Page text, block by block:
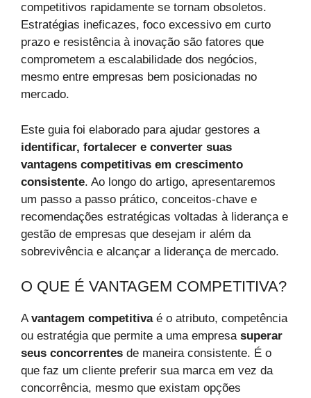
competitivos rapidamente se tornam obsoletos.
Estratégias ineficazes, foco excessivo em curto
prazo e resistência à inovação são fatores que
comprometem a escalabilidade dos negócios,
mesmo entre empresas bem posicionadas no
mercado.
Este guia foi elaborado para ajudar gestores a
identificar, fortalecer e converter suas
vantagens competitivas em crescimento
consistente. Ao longo do artigo, apresentaremos
um passo a passo prático, conceitos-chave e
recomendações estratégicas voltadas à liderança e
gestão de empresas que desejam ir além da
sobrevivência e alcançar a liderança de mercado.
O QUE É VANTAGEM COMPETITIVA?
Avantagem competitivaé o atributo, competência
ou estratégia que permite a uma empresa superar
seus concorrentes de maneira consistente. É o
que faz um cliente preferir sua marca em vez da
concorrência, mesmo que existam opções